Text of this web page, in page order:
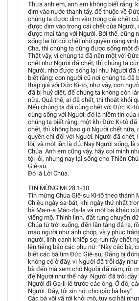
Thưa anh em, anh em không biết rằng:
dìm vào nước thanh tẩy, để thuộc về
chúng ta được dìm vào trong cái chết
được dìm vào trong cái chết của Người,
được mai táng với Người. Bởi thế, cũng
sống lại từ cõi chết nhờ quyền năng
Cha, thì chúng ta cũng được sống một
Thật vậy, vì chúng ta đã nên một với
chết như Người đã chết, thì chúng ta
Người, nhờ được sống lại như Người đã
biết rằng: con người cũ nơi chúng ta đã
thập giá với Đức Ki-tô, như vậy, con
đã bị huỷ diệt, để chúng ta không còn
nữa. Quả thế, ai đã chết, thì thoát khỏi
Nếu chúng ta đã cùng chết với Đức Ki-
cùng sống với Người: đó là niềm tin của
chúng ta biết rằng: một khi Đức Ki-tô
chết, thì không bao giờ Người chết nữa,
quyền chi đối với Người. Người đã chết,
lỗi, và một lần là đủ. Nay Người sống, là
Chúa. Anh em cũng vậy, hãy coi mình
tội lỗi, nhưng nay lại sống cho Thiên
Giê-su.
Đó là Lời Chúa.
TIN MỪNG Mt 28:1-10
Tin mừng Chúa Giê-su Ki-tô theo thánh
Chiều ngày sa-bát, khi ngày thứ nhất
bà Ma-ri-a Mác-đa-la và một bà khác
viếng mộ. Thình lình, đất rung chuyển
Chúa từ trời xuống, đến lăn tảng đá ra,
mạo người như ánh chớp, và y phục
người, lính canh khiếp sợ, run rẩy chết
lên tiếng bảo các phụ nữ: “Này các bà,
biết các bà tìm Đức Giê-su, Đấng bị
không có ở đây, vì Người đã trỗi dậy
bà đến mà xem chỗ Người đã nằm, rồi
đệ Người như thế này: Người đã trỗi
Người đi Ga-li-lê trước các ông. Ở đó,
Người. Đấy, tôi xin nói cho các bà hay.”
Các bà vội vã rời khỏi mộ, tuy sợ hãi